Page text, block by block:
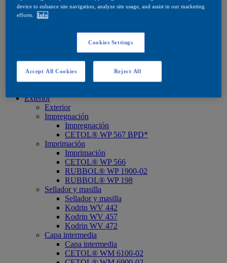
Base agua
Productos de tinte
Productos de tinte
Base agua
Base disolvente
Quick Search
Quick Search
Exterior
Exterior
Impregnación
Impregnación
CETOL® WP 567 BPD*
Imprimación
Imprimación
CETOL® WP 566
RUBBOL® WP 1900-02
RUBBOL® WP 198
Sellador y masilla
Sellador y masilla
Kodrin WV 442
Kodrin WV 457
Kodrin WV 472
Capa intermedia
Capa intermedia
CETOL® WM 6100-02
device to enhance site navigation, analyze site usage, and assist in our marketing
efforts.
Info
Cookies Settings
Reject All
Accept All Cookies